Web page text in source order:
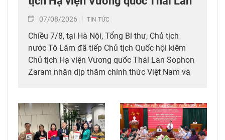
07/08/2026 TIN TỨC
Chiều 7/8, tại Hà Nội, Tổng Bí thư, Chủ tịch
nước Tô Lâm đã tiếp Chủ tịch Quốc hội kiêm
Chủ tịch Hạ viện Vương quốc Thái Lan Sophon
Zaram nhân dịp thăm chính thức Việt Nam và
(6/8/1976 – 6/8/2026).